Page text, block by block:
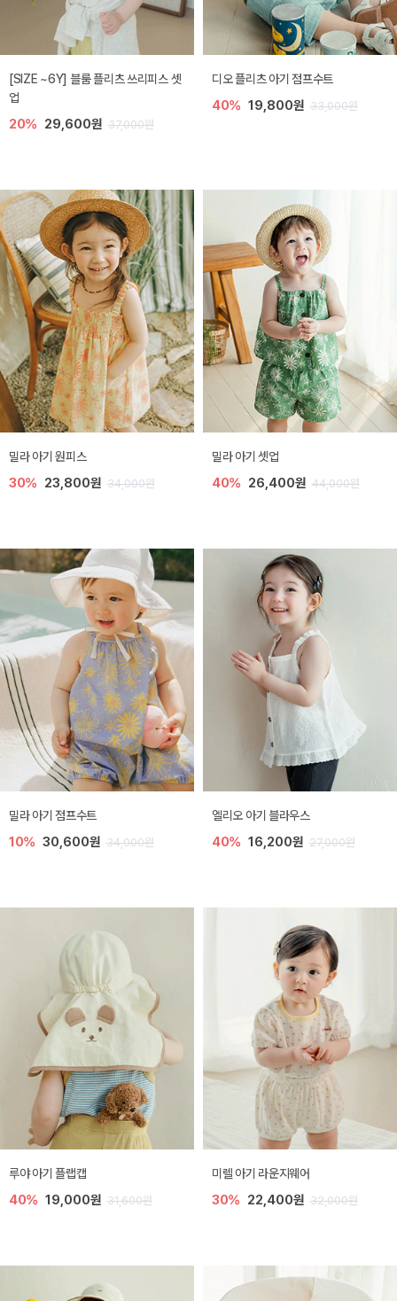
[SIZE ~6Y] 블룸 플리츠 쓰리피스 셋
업
20% 29,600원 37,000원
디오 플리츠 아기 점프수트
40% 19,800원 33,000원
밀라 아기 원피스
30% 23,800원 34,000원
밀라 아기 셋업
40% 26,400원 44,000원
밀라 아기 점프수트
10% 30,600원 34,000원
엘리오 아기 블라우스
40% 16,200원 27,000원
루야 아기 플랩캡
40% 19,000원 31,600원
미렐 아기 라운지웨어
30% 22,400원 32,000원